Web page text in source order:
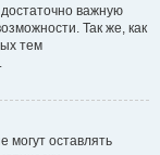
важную
Так же, как
тем
могут оставлять